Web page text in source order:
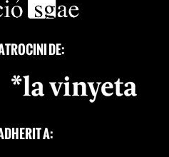
DE:
A: